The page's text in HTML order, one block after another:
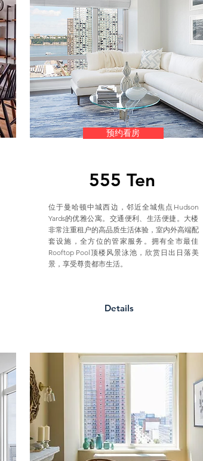
555 Ten
预约看房
位于曼哈顿中城西边，邻近全城焦点Hudson
Yards的优雅公寓。交通便利、生活便捷。大楼
非常注重租户的高品质生活体验，室内外高端配
套设施，全方位的管家服务。拥有全市最佳
Rooftop Pool顶楼风景泳池，欣赏日出日落美
景，享受尊贵都市生活。
Details